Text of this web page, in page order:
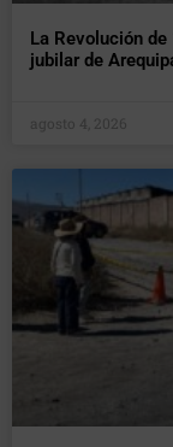
La Revolución
jubilar de
agosto 4, 2026